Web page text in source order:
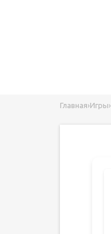
Главная›Игры›